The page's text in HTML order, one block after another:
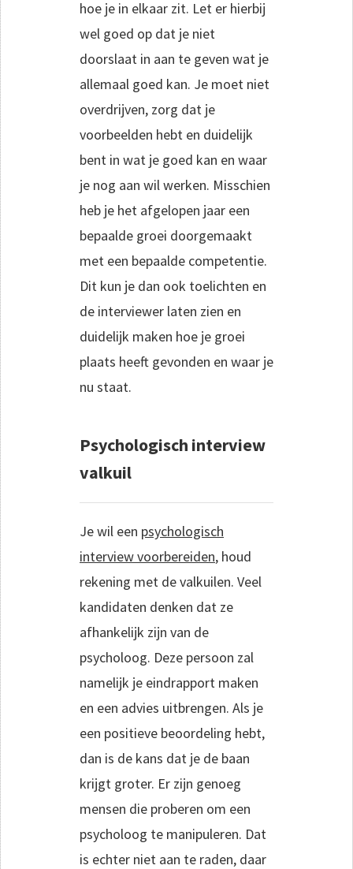
hoe je in elkaar zit. Let er hierbij
wel goed op dat je niet
doorslaat in aan te geven wat je
allemaal goed kan. Je moet niet
overdrijven, zorg dat je
voorbeelden hebt en duidelijk
bent in wat je goed kan en waar
je nog aan wil werken. Misschien
heb je het afgelopen jaar een
bepaalde groei doorgemaakt
met een bepaalde competentie.
Dit kun je dan ook toelichten en
de interviewer laten zien en
duidelijk maken hoe je groei
plaats heeft gevonden en waar je
nu staat.
Psychologisch interview
valkuil
Je wil een psychologisch
interview voorbereiden, houd
rekening met de valkuilen. Veel
kandidaten denken dat ze
afhankelijk zijn van de
psycholoog. Deze persoon zal
namelijk je eindrapport maken
en een advies uitbrengen. Als je
een positieve beoordeling hebt,
dan is de kans dat je de baan
krijgt groter. Er zijn genoeg
mensen die proberen om een
psycholoog te manipuleren. Dat
is echter niet aan te raden, daar